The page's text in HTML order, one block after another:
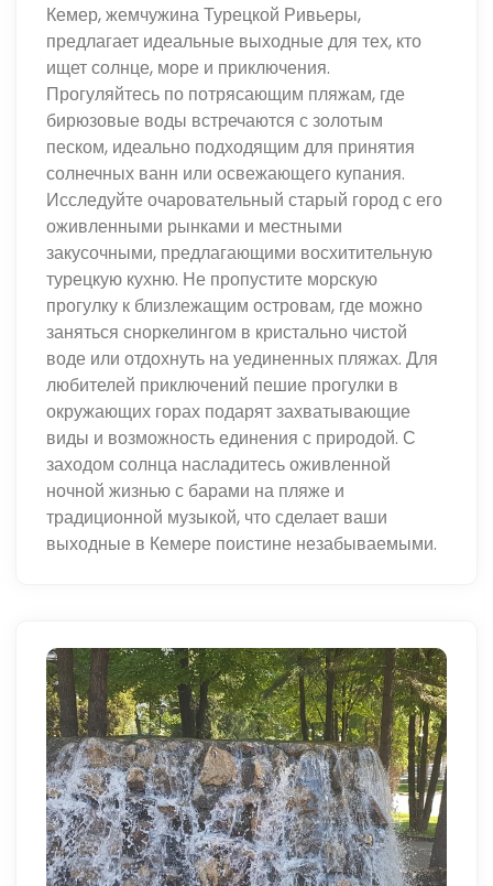
Кемер, жемчужина Турецкой Ривьеры,
предлагает идеальные выходные для тех, кто
ищет солнце, море и приключения.
Прогуляйтесь по потрясающим пляжам, где
бирюзовые воды встречаются с золотым
песком, идеально подходящим для принятия
солнечных ванн или освежающего купания.
Исследуйте очаровательный старый город с его
оживленными рынками и местными
закусочными, предлагающими восхитительную
турецкую кухню. Не пропустите морскую
прогулку к близлежащим островам, где можно
заняться сноркелингом в кристально чистой
воде или отдохнуть на уединенных пляжах. Для
любителей приключений пешие прогулки в
окружающих горах подарят захватывающие
виды и возможность единения с природой. С
заходом солнца насладитесь оживленной
ночной жизнью с барами на пляже и
традиционной музыкой, что сделает ваши
выходные в Кемере поистине незабываемыми.